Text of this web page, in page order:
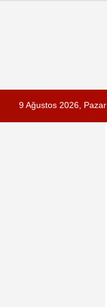
9 Ağustos 2026, Pazar